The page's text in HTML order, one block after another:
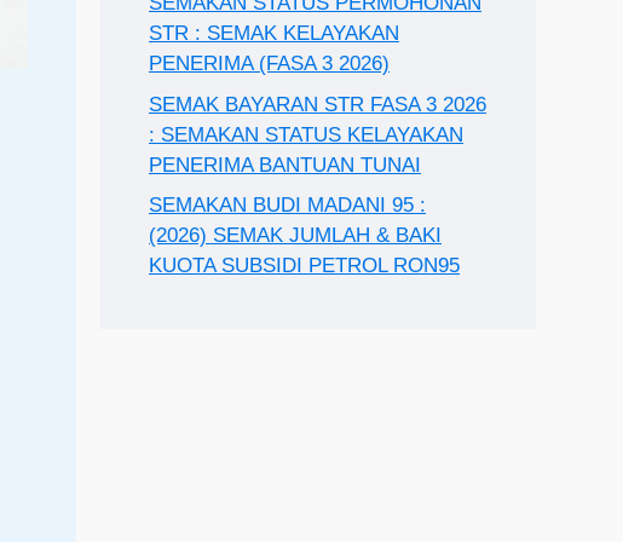
STR : SEMAK KELAYAKAN
PENERIMA (FASA 3 2026)
SEMAK BAYARAN STR FASA 3 2026
: SEMAKAN STATUS KELAYAKAN
PENERIMA BANTUAN TUNAI
SEMAKAN BUDI MADANI 95 :
(2026) SEMAK JUMLAH & BAKI
KUOTA SUBSIDI PETROL RON95